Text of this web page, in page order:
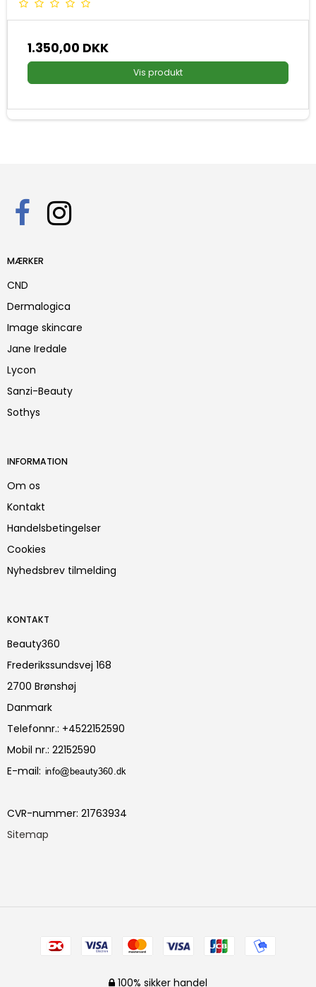
1.350,00 DKK
Vis produkt
MÆRKER
CND
Dermalogica
Image skincare
Jane Iredale
Lycon
Sanzi-Beauty
Sothys
INFORMATION
Om os
Kontakt
Handelsbetingelser
Cookies
Nyhedsbrev tilmelding
KONTAKT
Beauty360
Frederikssundsvej 168
2700 Brønshøj
Danmark
Telefonnr.: +4522152590
Mobil nr.: 22152590
E-mail:
CVR-nummer: 21763934
Sitemap
100% sikker handel